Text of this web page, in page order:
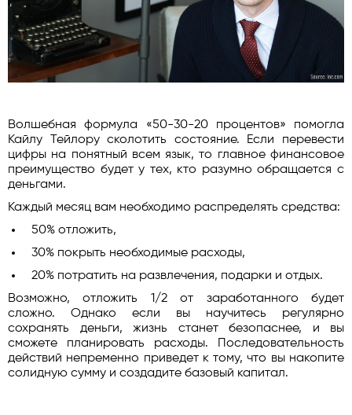
Волшебная формула «50-30-20 процентов» помогла
Кайлу Тейлору сколотить состояние. Если перевести
цифры на понятный всем язык, то главное финансовое
преимущество будет у тех, кто разумно обращается с
деньгами.
Каждый месяц вам необходимо распределять средства:
50% отложить,
30% покрыть необходимые расходы,
20% потратить на развлечения, подарки и отдых.
Возможно, отложить 1/2 от заработанного будет
сложно. Однако если вы научитесь регулярно
сохранять деньги, жизнь станет безопаснее, и вы
сможете планировать расходы. Последовательность
действий непременно приведет к тому, что вы накопите
солидную сумму и создадите базовый капитал.